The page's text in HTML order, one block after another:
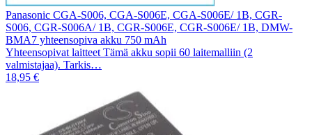
Panasonic CGA-S006, CGA-S006E, CGA-S006E/ 1B, CGR-
S006, CGR-S006A/ 1B, CGR-S006E, CGR-S006E/ 1B, DMW-
BMA7 yhteensopiva akku 750 mAh
Yhteensopivat laitteet Tämä akku sopii 60 laitemalliin (2
valmistajaa). Tarkis…
18,95 €